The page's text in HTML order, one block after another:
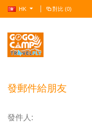
HK 對比 (0)
發郵件給朋友
發件人: